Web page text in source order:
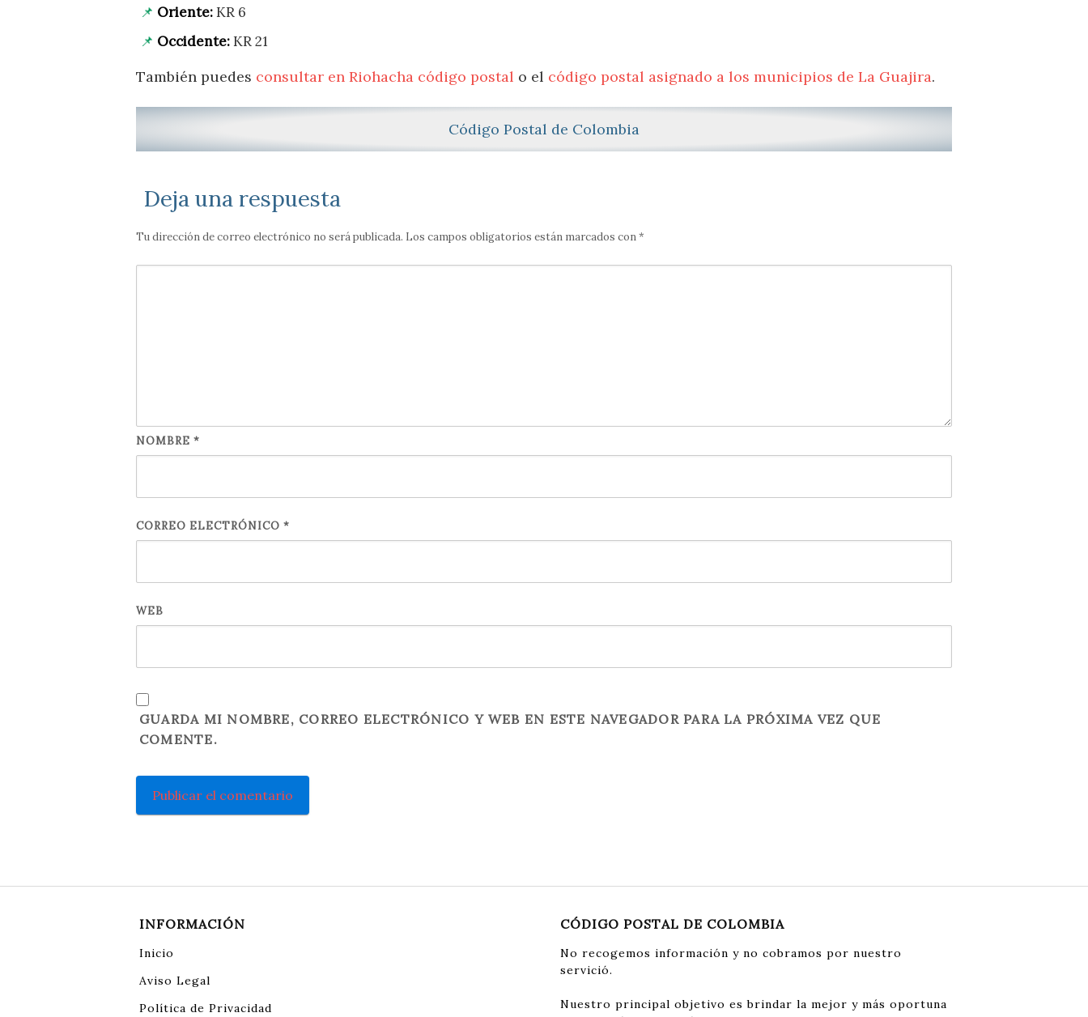
Oriente:KR 6
Occidente:KR 21
También puedes consultar en Riohacha código postal o el código postal asignado a los municipios de La Guajira.
Código Postal de Colombia
Deja una respuesta
Tu dirección de correo electrónico no será publicada. Los campos obligatorios están marcados con*
NOMBRE *
CORREO ELECTRÓNICO *
WEB
GUARDA MI NOMBRE, CORREO ELECTRÓNICO Y WEB EN ESTE NAVEGADOR PARA LA PRÓXIMA VEZ QUE
COMENTE.
INFORMACIÓN
Inicio
Aviso Legal
Política de Privacidad
CÓDIGO POSTAL DE COLOMBIA
No recogemos información y no cobramos por nuestro
servició.
Nuestro principal objetivo es brindar la mejor y más oportuna